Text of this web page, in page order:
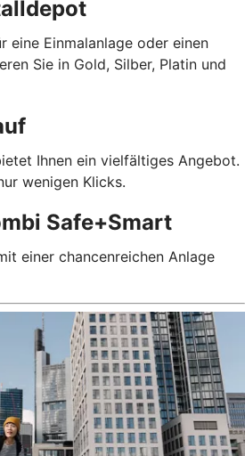
eine Einmalanlage oder einen
Sie in Gold, Silber, Platin und
Ihnen ein vielfältiges Angebot.
wenigen Klicks.
Safe+Smart
einer chancenreichen Anlage